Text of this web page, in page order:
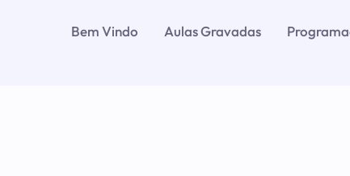
Bem Vindo Aulas Gravadas